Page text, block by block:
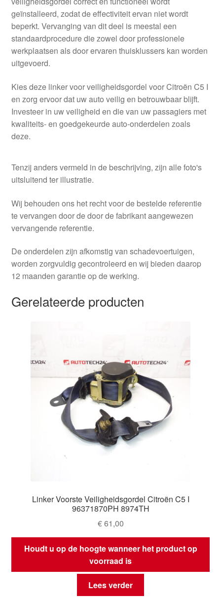
geïnstalleerd, zodat de effectiviteit ervan niet wordt
beperkt. Vervanging van dit deel is meestal een
standaardprocedure die zowel door professionele
werkplaatsen als door ervaren thuisklussers kan worden
uitgevoerd.
Kies deze linker voor veiligheidsgordel voor Citroën C5 I
en zorg ervoor dat uw auto veilig en betrouwbaar blijft.
Investeer in uw veiligheid en die van uw passagiers met
kwaliteits- en goedgekeurde auto-onderdelen zoals
deze.
Tenzij anders vermeld in de beschrijving, zijn alle foto's
uitsluitend ter illustratie.
Wij behouden ons het recht voor de bestelde referentie
te vervangen door de door de fabrikant aangewezen
vervangende referentie.
De onderdelen zijn afkomstig van schadevoertuigen,
worden zorgvuldig gecontroleerd en wij bieden daarop
12 maanden garantie op de werking.
Gerelateerde producten
Linker Voorste Veiligheidsgordel Citroën C5 I
96371870PH 8974TH
€61,00
Houdt u op de hoogte wanneer het product op
voorraad is
Lees verder